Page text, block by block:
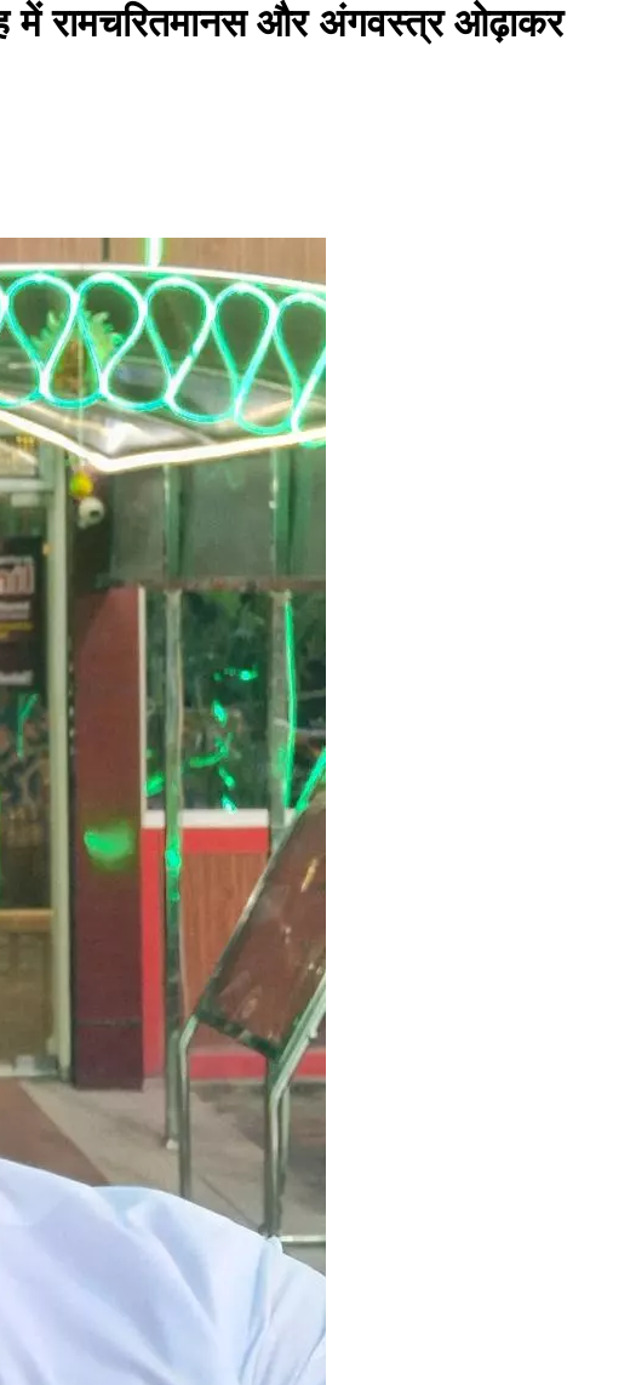
में रामचरितमानस और अंगवस्त्र ओढ़ाकर